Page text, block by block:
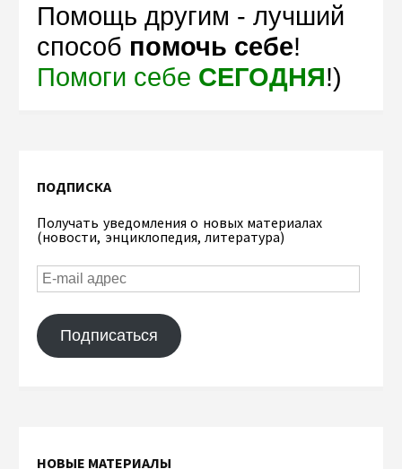
Помощь другим - лучший
способ помочь себе!
Помоги себе СЕГОДНЯ!)
ПОДПИСКА
Получать уведомления о новых материалах
(новости, энциклопедия, литература)
Подписаться
НОВЫЕ МАТЕРИАЛЫ